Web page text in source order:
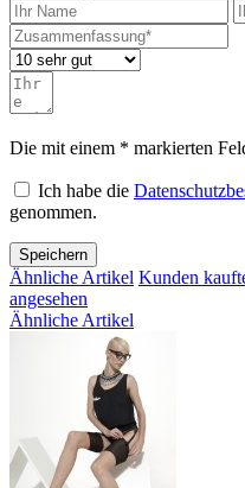
Die mit einem * markierten
Ich habe die
genommen.
Speichern
Ähnliche Artikel Kunden
angesehen
Ähnliche Artikel